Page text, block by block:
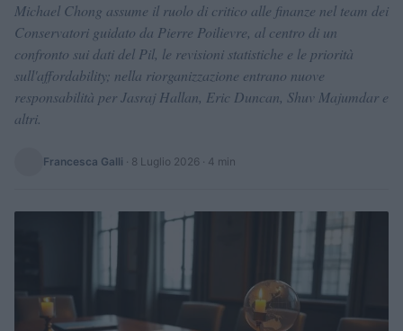
Michael Chong assume il ruolo di critico alle finanze nel team dei
Conservatori guidato da Pierre Poilievre, al centro di un
confronto sui dati del Pil, le revisioni statistiche e le priorità
sull'affordability; nella riorganizzazione entrano nuove
responsabilità per Jasraj Hallan, Eric Duncan, Shuv Majumdar e
altri.
Francesca Galli · 8 Luglio 2026 · 4 min